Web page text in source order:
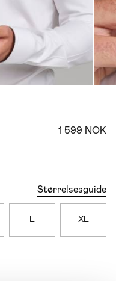
1 599 NOK
Størrelsesguide
L XL